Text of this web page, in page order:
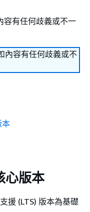
容有任何歧義或不一
內容有任何歧義或不
本
心版本
援 (LTS) 版本為基礎